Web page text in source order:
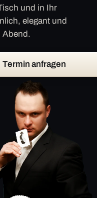
und in Ihr
elegant und
Abend.
Termin anfragen